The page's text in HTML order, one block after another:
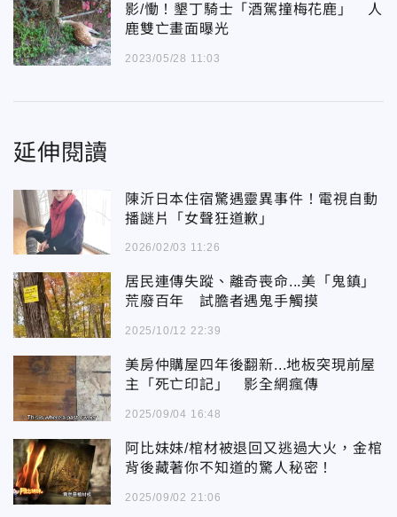
影/慟！墾丁騎士「酒駕撞梅花鹿」 人
鹿雙亡畫面曝光
2023/05/28 11:03
延伸閱讀
陳沂日本住宿驚遇靈異事件！電視自動
播謎片「女聲狂道歉」
2026/02/03 11:26
居民連傳失蹤、離奇喪命...美「鬼鎮」
荒廢百年 試膽者遇鬼手觸摸
2025/10/12 22:39
美房仲購屋四年後翻新...地板突現前屋
主「死亡印記」 影全網瘋傳
2025/09/04 16:48
阿比妹妹/棺材被退回又逃過大火，金棺
背後藏著你不知道的驚人秘密！
2025/09/02 21:06